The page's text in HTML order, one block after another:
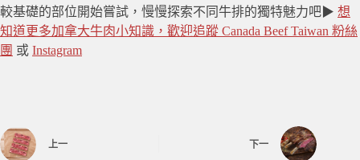
較基礎的部位開始嘗試，慢慢探索不同牛排的獨特魅力吧▶ 想
知道更多加拿大牛肉小知識，歡迎追蹤 Canada Beef Taiwan 粉絲
團 或 Instagram
上一 下一